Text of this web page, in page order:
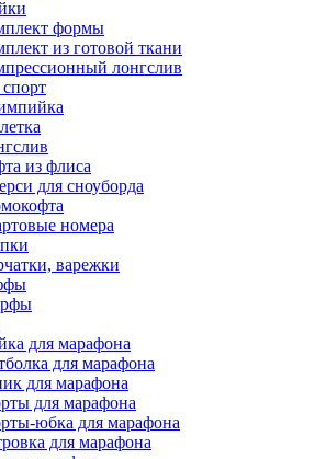
формы
из готовой ткани
лонгслив
из флиса
для сноуборда
номера
варежки
для марафона
для марафона
для марафона
для марафона
юбка для марафона
для марафона